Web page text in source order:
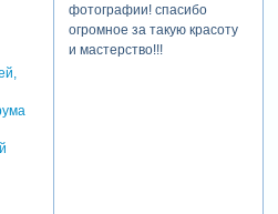
фотографии! спасибо
огромное за такую красоту
и мастерство!!!